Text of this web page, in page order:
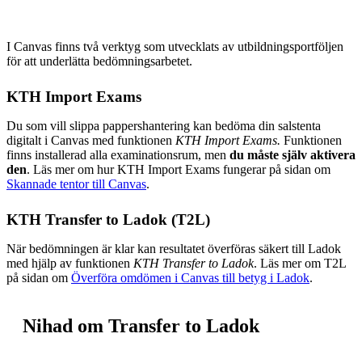
I Canvas finns två verktyg som utvecklats av utbildningsportföljen
för att underlätta bedömningsarbetet.
KTH Import Exams
Du som vill slippa pappershantering kan bedöma din salstenta
digitalt i Canvas med funktionen KTH Import Exams. Funktionen
finns installerad alla examinationsrum, men du måste själv aktivera
den. Läs mer om hur KTH Import Exams fungerar på sidan om
Skannade tentor till Canvas.
KTH Transfer to Ladok (T2L)
När bedömningen är klar kan resultatet överföras säkert till Ladok
med hjälp av funktionen KTH Transfer to Ladok. Läs mer om T2L
på sidan om Överföra omdömen i Canvas till betyg i Ladok.
Nihad om Transfer to Ladok